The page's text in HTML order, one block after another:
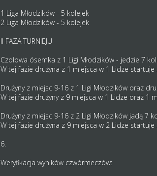
1 Liga Młodzików - 5 kolejek
2 Liga Młodzików - 5 kolejek
II FAZA TURNIEJU
Czołowa ósemka z 1 Ligi Młodzików - jedzie 7
W tej fazie drużyna z 1 miejsca w 1 Lidze
Drużyny z miejsc 9-16 z 1 Ligi Młodzików oraz
W tej fazie drużyny z 9 miejsca w 1 Lidze oraz 1
Drużyny z miejsc 9-16 z 2 Ligi Młodzików jadą 7
W tej fazie drużyna z 9 miejsca w 2 Lidze
6.
Weryfikacja wyników czwórmeczów: